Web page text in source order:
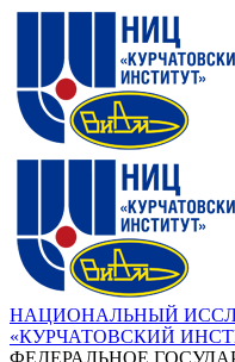
НАЦИОНАЛЬНЫЙ
«КУРЧАТОВСКИЙ
ФЕДЕРАЛЬНОЕ